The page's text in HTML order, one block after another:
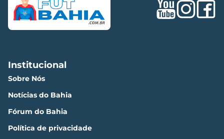
Institucional
Sobre Nós
Notícias do Bahia
Fórum do Bahia
Política de privacidade